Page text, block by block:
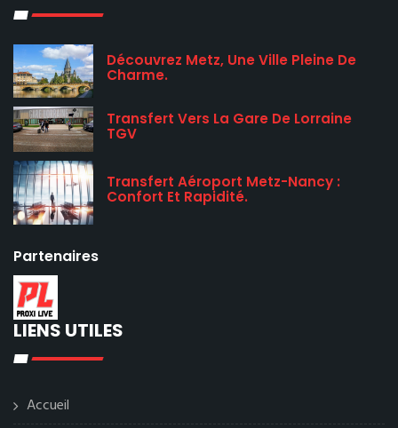
Découvrez Metz, Une Ville Pleine De
Charme.
Transfert Vers La Gare De Lorraine
TGV
Transfert Aéroport Metz-Nancy :
Confort Et Rapidité.
Partenaires
LIENS UTILES
Accueil